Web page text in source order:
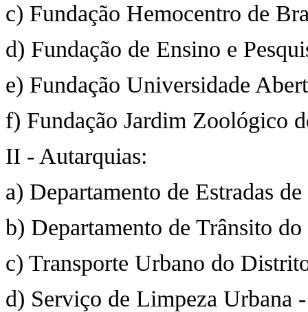
c) Fundação Hemocentro de
d) Fundação de Ensino e
e) Fundação Universidade
f) Fundação Jardim Zoológico
II - Autarquias:
a) Departamento de Estradas
b) Departamento de Trânsito
c) Transporte Urbano do
d) Serviço de Limpeza Urbana